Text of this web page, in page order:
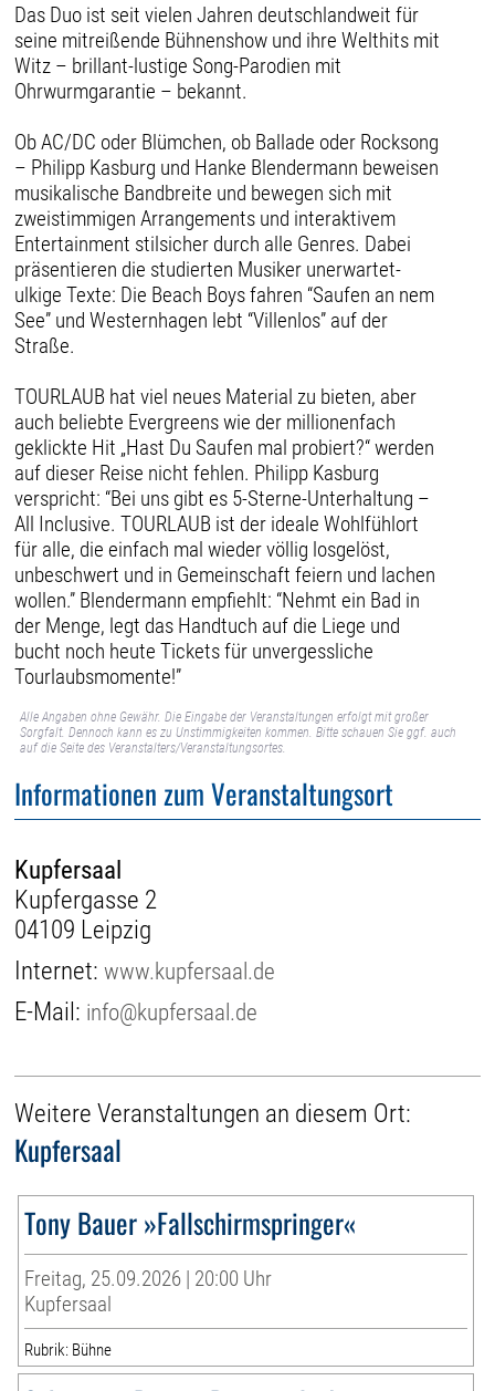
Das Duo ist seit vielen Jahren deutschlandweit für
seine mitreißende Bühnenshow und ihre Welthits mit
Witz – brillant-lustige Song-Parodien mit
Ohrwurmgarantie – bekannt.
Ob AC/DC oder Blümchen, ob Ballade oder Rocksong
– Philipp Kasburg und Hanke Blendermann beweisen
musikalische Bandbreite und bewegen sich mit
zweistimmigen Arrangements und interaktivem
Entertainment stilsicher durch alle Genres. Dabei
präsentieren die studierten Musiker unerwartet-
ulkige Texte: Die Beach Boys fahren “Saufen an nem
See” und Westernhagen lebt “Villenlos” auf der
Straße.
TOURLAUB hat viel neues Material zu bieten, aber
auch beliebte Evergreens wie der millionenfach
geklickte Hit „Hast Du Saufen mal probiert?“ werden
auf dieser Reise nicht fehlen. Philipp Kasburg
verspricht: “Bei uns gibt es 5-Sterne-Unterhaltung –
All Inclusive. TOURLAUB ist der ideale Wohlfühlort
für alle, die einfach mal wieder völlig losgelöst,
unbeschwert und in Gemeinschaft feiern und lachen
wollen.” Blendermann empfiehlt: “Nehmt ein Bad in
der Menge, legt das Handtuch auf die Liege und
bucht noch heute Tickets für unvergessliche
Tourlaubsmomente!”
Alle Angaben ohne Gewähr. Die Eingabe der Veranstaltungen erfolgt mit großer
Sorgfalt. Dennoch kann es zu Unstimmigkeiten kommen. Bitte schauen Sie ggf. auch
auf die Seite des Veranstalters/Veranstaltungsortes.
Informationen zum Veranstaltungsort
Kupfersaal
Kupfergasse 2
04109 Leipzig
Internet:www.kupfersaal.de
E-Mail: info@kupfersaal.de
Weitere Veranstaltungen an diesem Ort:
Kupfersaal
Tony Bauer »Fallschirmspringer«
Freitag, 25.09.2026 | 20:00 Uhr
Kupfersaal
Rubrik: Bühne